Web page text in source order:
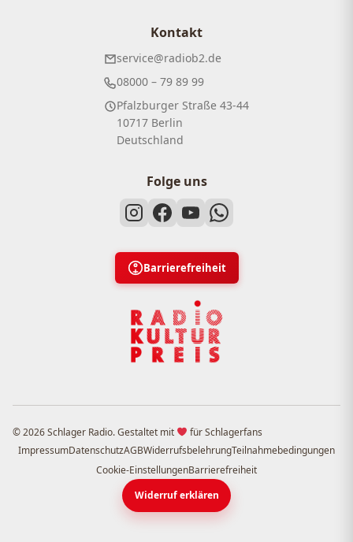
Kontakt
service@radiob2.de
08000 – 79 89 99
Pfalzburger Straße 43-44
10717 Berlin
Deutschland
Folge uns
Barrierefreiheit
© 2026 Schlager Radio. Gestaltet mit
für Schlagerfans
ImpressumDatenschutzAGBWiderrufsbelehrungTeilnahmebedingungen
Cookie-EinstellungenBarrierefreiheit
Widerruf erklären